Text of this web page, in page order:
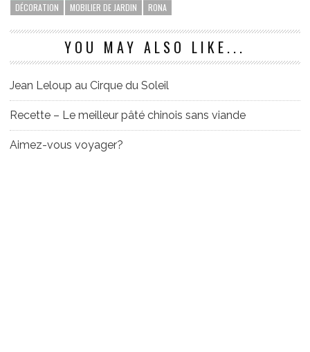
DÉCORATION
MOBILIER DE JARDIN RONA
YOU MAY ALSO LIKE...
Jean Leloup au Cirque du Soleil
Recette – Le meilleur pâté chinois sans viande
Aimez-vous voyager?